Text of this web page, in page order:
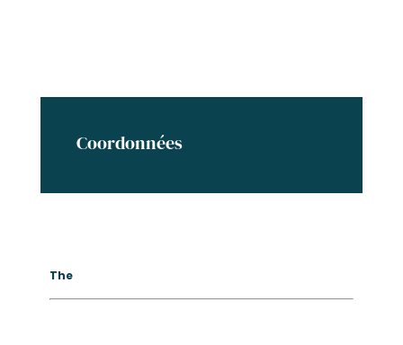
Coordonnées
The